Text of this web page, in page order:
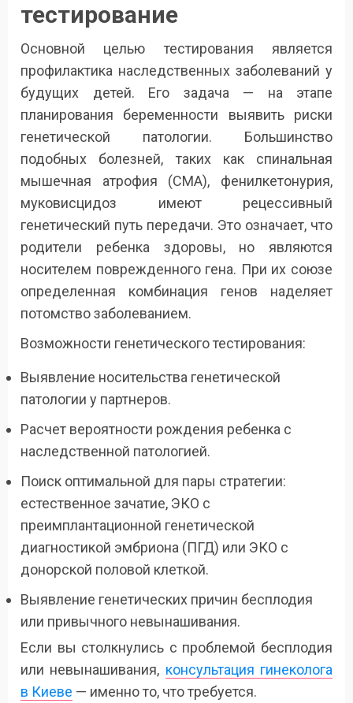
тестирование
Основной целью тестирования является
профилактика наследственных заболеваний у
будущих детей. Его задача — на этапе
планирования беременности выявить риски
генетической патологии. Большинство
подобных болезней, таких как спинальная
мышечная атрофия (СМА), фенилкетонурия,
муковисцидоз имеют рецессивный
генетический путь передачи. Это означает, что
родители ребенка здоровы, но являются
носителем поврежденного гена. При их союзе
определенная комбинация генов наделяет
потомство заболеванием.
Возможности генетического тестирования:
Выявление носительства генетической
патологии у партнеров.
Расчет вероятности рождения ребенка с
наследственной патологией.
Поиск оптимальной для пары стратегии:
естественное зачатие, ЭКО с
преимплантационной генетической
диагностикой эмбриона (ПГД) или ЭКО с
донорской половой клеткой.
Выявление генетических причин бесплодия
или привычного невынашивания.
Если вы столкнулись с проблемой бесплодия
или невынашивания, консультация гинеколога
в Киеве — именно то, что требуется.